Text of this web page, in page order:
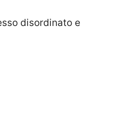
disordinato e